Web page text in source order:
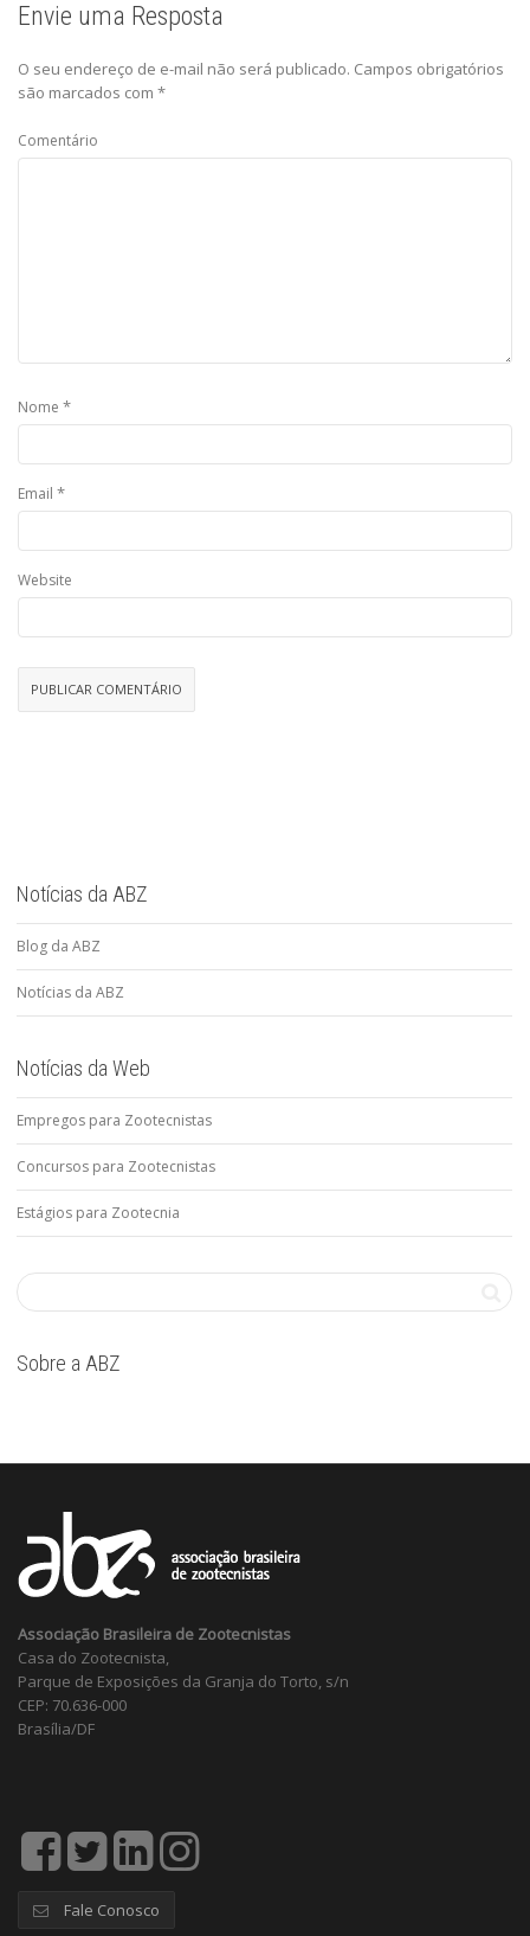
Envie uma Resposta
O seu endereço de e-mail não será publicado. Campos obrigatórios
são marcados com *
Comentário
Nome *
Email *
Website
Notícias da ABZ
Blog da ABZ
Notícias da ABZ
Notícias da Web
Empregos para Zootecnistas
Concursos para Zootecnistas
Estágios para Zootecnia
Sobre a ABZ
Associação Brasileira de Zootecnistas
Casa do Zootecnista,
Parque de Exposições da Granja do Torto, s/n
CEP: 70.636-000
Brasília/DF
Fale Conosco